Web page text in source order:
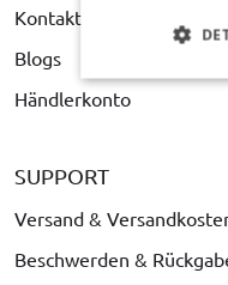
Kontakt
Blogs
Händlerkonto
SUPPORT
Versand &
Beschwerden &